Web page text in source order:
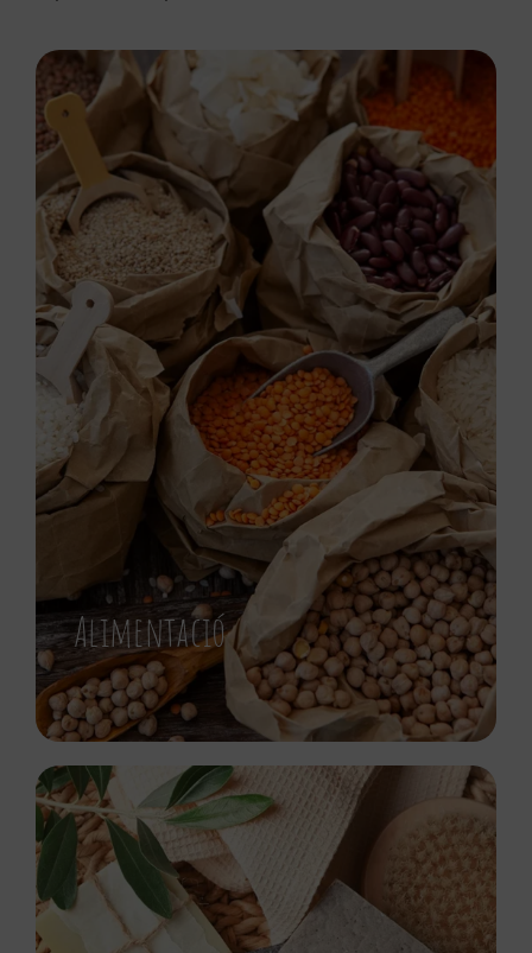
Alimentació